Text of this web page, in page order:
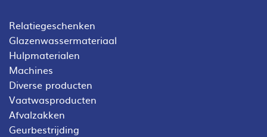
Relatiegeschenken
Glazenwassermateriaal
Hulpmaterialen
Machines
Diverse producten
Vaatwasproducten
Afvalzakken
Geurbestrijding